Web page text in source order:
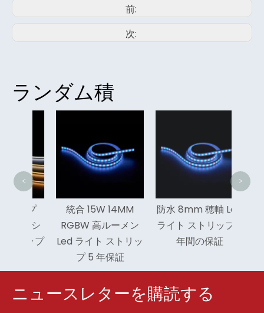
前:
次:
ランダム積
統合 15W 14MM
RGBW 高ルーメン
Led ライト ストリッ
プ 5 年保証
防水 8mm 穂軸 Led
ライト ストリップ 5
年間の保証
< >
ニュースレターを購読する